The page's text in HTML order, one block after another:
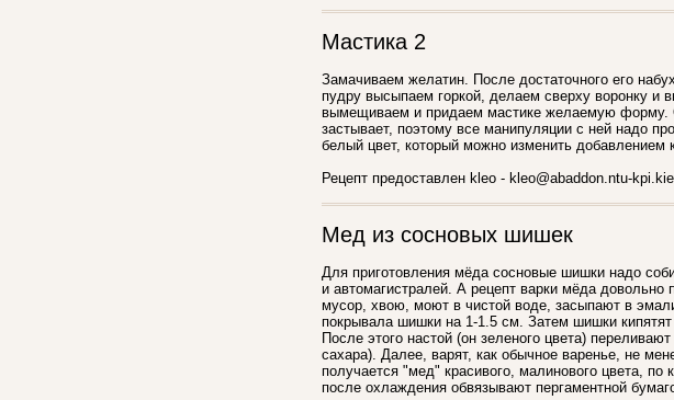
Мастика 2
Замачиваем желатин. После достаточного его
пудру высыпаем горкой, делаем сверху воронку и
вымещиваем и придаем мастике желаемую форму.
застывает, поэтому все манипуляции с ней надо
белый цвет, который можно изменить добавлением
Рецепт предоставлен kleo - kleo@abaddon.ntu-
Мед из сосновых шишек
Для приготовления мёда сосновые шишки надо
и автомагистралей. А рецепт варки мёда
мусор, хвою, моют в чистой воде, засыпают в
покрывала шишки на 1-1.5 см. Затем шишки кипятят
После этого настой (он зеленого цвета)
сахара). Далее, варят, как обычное варенье, не
получается "мед" красивого, малинового цвета, по
после охлаждения обвязывают пергаментной